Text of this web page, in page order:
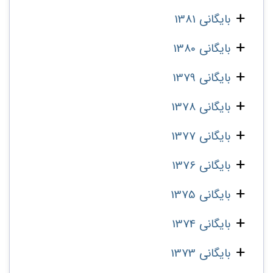
بایگانی 1381
بایگانی 1380
بایگانی 1379
بایگانی 1378
بایگانی 1377
بایگانی 1376
بایگانی 1375
بایگانی 1374
بایگانی 1373